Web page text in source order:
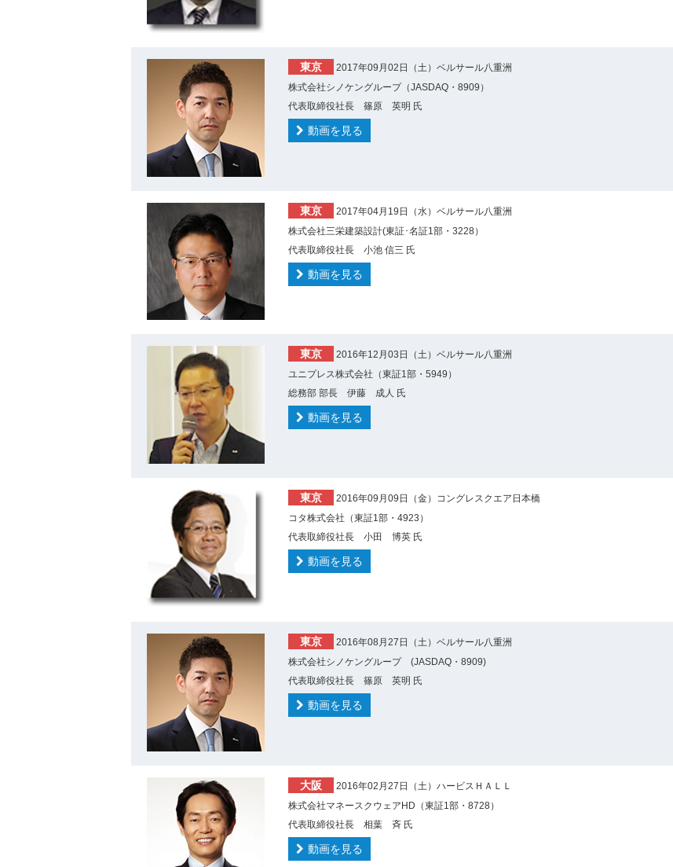
東京
2017年09月02日（土）ベルサール八重洲
株式会社シノケングループ（JASDAQ・8909）
代表取締役社長 篠原 英明 氏
動画を見る
東京
2017年04月19日（水）ベルサール八重洲
株式会社三栄建築設計(東証･名証1部・3228）
代表取締役社長 小池 信三 氏
動画を見る
東京
2016年12月03日（土）ベルサール八重洲
ユニプレス株式会社（東証1部・5949）
総務部 部長 伊藤 成人 氏
動画を見る
東京
2016年09月09日（金）コングレスクエア日本橋
コタ株式会社（東証1部・4923）
代表取締役社長 小田 博英 氏
動画を見る
東京
2016年08月27日（土）ベルサール八重洲
株式会社シノケングループ (JASDAQ・8909)
代表取締役社長 篠原 英明 氏
動画を見る
大阪
2016年02月27日（土）ハービスＨＡＬＬ
株式会社マネースクウェアHD（東証1部・8728）
代表取締役社長 相葉 斉 氏
動画を見る